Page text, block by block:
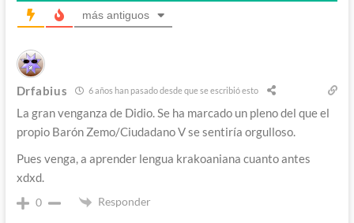
más antiguos
Drfabius 6 años han pasado desde que se escribió esto
La gran venganza de Didio. Se ha marcado un pleno del que el
propio Barón Zemo/Ciudadano V se sentiría orgulloso.
Pues venga, a aprender lengua krakoaniana cuanto antes
xdxd.
0 Responder